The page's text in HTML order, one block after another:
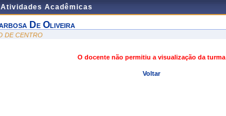
Acadêmicas
De Oliveira
DE CENTRO
O docente não permitiu a visualização da turma
Voltar